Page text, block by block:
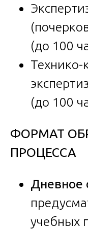
(до 100
Технико-
(до 100
ФОРМАТ
ПРОЦЕССА
Дневное
учебных